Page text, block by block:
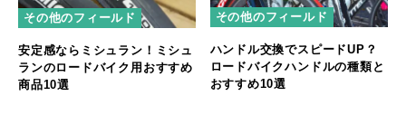
その他のフィールド
安定感ならミシュラン！ミシュ
ランのロードバイク用おすすめ
商品10選
その他のフィールド
ハンドル交換でスピードUP？
ロードバイクハンドルの種類と
おすすめ10選